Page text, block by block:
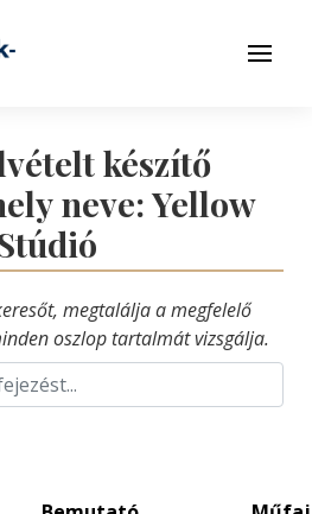
Menü
készítő
neve: Yellow
megtalálja a megfelelő
oszlop tartalmát vizsgálja.